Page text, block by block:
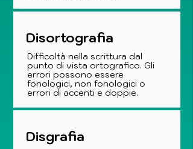
Disortografia
Difficoltà nella scrittura dal
punto di vista ortografico. Gli
errori possono essere
fonologici, non fonologici o
errori di accenti e doppie.
Disgrafia